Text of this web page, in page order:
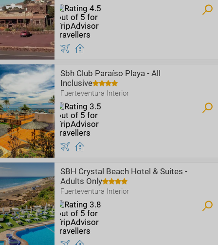
Sbh Club Paraíso Playa - All
Inclusive
Fuerteventura Interior
SBH Crystal Beach Hotel & Suites -
Adults Only
Fuerteventura Interior